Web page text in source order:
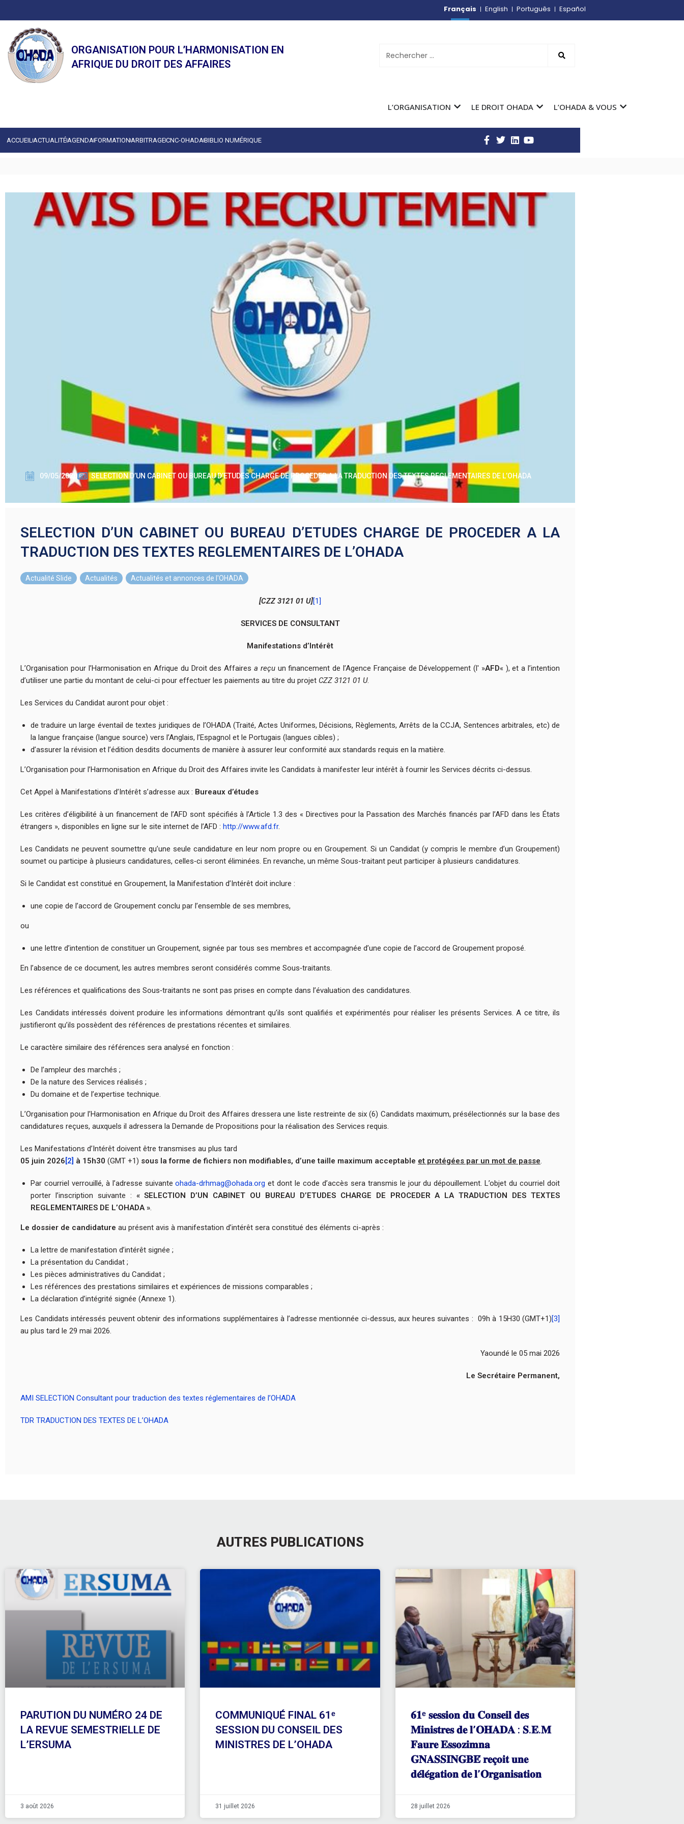
Français English Português Español
ORGANISATION POUR L’HARMONISATION EN
AFRIQUE DU DROIT DES AFFAIRES
L’ORGANISATION LE DROIT OHADA L’OHADA & VOUS
ACCUEIL ACTUALITÉAGENDAFORMATION ARBITRAGECNC-OHADABIBLIO NUMÉRIQUE
09/05/2026 SELECTION D’UN CABINET OU BUREAU D’ETUDES CHARGE DE PROCEDER A LA TRADUCTION DES TEXTES REGLEMENTAIRES DE L’OHADA
SELECTION D’UN CABINET OU BUREAU D’ETUDES CHARGE DE PROCEDER A LA
TRADUCTION DES TEXTES REGLEMENTAIRES DE L’OHADA
Actualité Slide Actualités Actualités et annonces de l'OHADA
[CZZ 3121 01 U][1]
SERVICES DE CONSULTANT
Manifestations d’Intérêt
L’Organisation pour l’Harmonisation en Afrique du Droit des Affairesa reçuun financement de l’Agence Française de Développement (l' »AFD« ), et a l’intention
d’utiliser une partie du montant de celui-ci pour effectuer les paiements au titre du projet CZZ 3121 01 U.
Les Services du Candidat auront pour objet :
de traduire un large éventail de textes juridiques de l’OHADA (Traité, Actes Uniformes, Décisions, Règlements, Arrêts de la CCJA, Sentences arbitrales, etc) de
la langue française (langue source) vers l’Anglais, l’Espagnol et le Portugais (langues cibles) ;
d’assurer la révision et l’édition desdits documents de manière à assurer leur conformité aux standards requis en la matière.
L’Organisation pour l’Harmonisation en Afrique du Droit des Affaires invite les Candidats à manifester leur intérêt à fournir les Services décrits ci-dessus.
Cet Appel à Manifestations d’Intérêt s’adresse aux : Bureaux d’études
Les critères d’éligibilité à un financement de l’AFD sont spécifiés à l’Article 1.3 des « Directives pour la Passation des Marchés financés par l’AFD dans les États
étrangers », disponibles en ligne sur le site internet de l’AFD : http://www.afd.fr.
Les Candidats ne peuvent soumettre qu’une seule candidature en leur nom propre ou en Groupement. Si un Candidat (y compris le membre d’un Groupement)
soumet ou participe à plusieurs candidatures, celles‑ci seront éliminées. En revanche, un même Sous-traitant peut participer à plusieurs candidatures.
Si le Candidat est constitué en Groupement, la Manifestation d’Intérêt doit inclure :
une copie de l’accord de Groupement conclu par l’ensemble de ses membres,
ou
une lettre d’intention de constituer un Groupement, signée par tous ses membres et accompagnée d’une copie de l’accord de Groupement proposé.
En l’absence de ce document, les autres membres seront considérés comme Sous‑traitants.
Les références et qualifications des Sous‑traitants ne sont pas prises en compte dans l’évaluation des candidatures.
Les Candidats intéressés doivent produire les informations démontrant qu’ils sont qualifiés et expérimentés pour réaliser les présents Services. A ce titre, ils
justifieront qu’ils possèdent des références de prestations récentes et similaires.
Le caractère similaire des références sera analysé en fonction :
De l’ampleur des marchés ;
De la nature des Services réalisés ;
Du domaine et de l’expertise technique.
L’Organisation pour l’Harmonisation en Afrique du Droit des Affaires dressera une liste restreinte de six (6) Candidats maximum, présélectionnés sur la base des
candidatures reçues, auxquels il adressera la Demande de Propositions pour la réalisation des Services requis.
Les Manifestations d’Intérêt doivent être transmises au plus tard
05 juin 2026 [2] à 15h30 (GMT +1) sous la forme de fichiers non modifiables, d’une taille maximum acceptable et protégées par un mot de passe.
Par courriel verrouillé, à l’adresse suivanteohada-drhmag@ohada.org et dont le code d’accès sera transmis le jour du dépouillement. L’objet du courriel doit
porter l’inscription suivante : « SELECTION D’UN CABINET OU BUREAU D’ETUDES CHARGE DE PROCEDER A LA TRADUCTION DES TEXTES
REGLEMENTAIRES DE L’OHADA ».
Le dossier de candidature au présent avis à manifestation d’intérêt sera constitué des éléments ci-après :
La lettre de manifestation d’intérêt signée ;
La présentation du Candidat ;
Les pièces administratives du Candidat ;
Les références des prestations similaires et expériences de missions comparables ;
La déclaration d’intégrité signée (Annexe 1).
Les Candidats intéressés peuvent obtenir des informations supplémentaires à l’adresse mentionnée ci-dessus, aux heures suivantes : 09h à 15H30 (GMT+1)[3]
au plus tard le 29 mai 2026.
Yaoundé le 05 mai 2026
Le Secrétaire Permanent,
AMI SELECTION Consultant pour traduction des textes réglementaires de l’OHADA
TDR TRADUCTION DES TEXTES DE L’OHADA
AUTRES PUBLICATIONS
PARUTION DU NUMÉRO 24 DE
LA REVUE SEMESTRIELLE DE
L’ERSUMA
3 août 2026
COMMUNIQUÉ FINAL 61ᵉ
SESSION DU CONSEIL DES
MINISTRES DE L’OHADA
31 juillet 2026
𝟔𝟏ᵉ 𝐬𝐞𝐬𝐬𝐢𝐨𝐧 𝐝𝐮 𝐂𝐨𝐧𝐬𝐞𝐢𝐥 𝐝𝐞𝐬
𝐌𝐢𝐧𝐢𝐬𝐭𝐫𝐞𝐬 𝐝𝐞 𝐥’𝐎𝐇𝐀𝐃𝐀 : 𝐒.𝐄.𝐌
𝐅𝐚𝐮𝐫𝐞 𝐄𝐬𝐬𝐨𝐳𝐢𝐦𝐧𝐚
𝐆𝐍𝐀𝐒𝐒𝐈𝐍𝐆𝐁𝐄́ 𝐫𝐞𝐜̧𝐨𝐢𝐭 𝐮𝐧𝐞
𝐝𝐞́𝐥𝐞́𝐠𝐚𝐭𝐢𝐨𝐧 𝐝𝐞 𝐥’𝐎𝐫𝐠𝐚𝐧𝐢𝐬𝐚𝐭𝐢𝐨𝐧
28 juillet 2026